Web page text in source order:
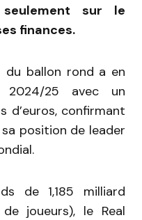
sur le
finances.
du ballon rond a en
2024/25 avec un
d’euros, confirmant
position de leader
de 1,185 milliard
joueurs), le Real